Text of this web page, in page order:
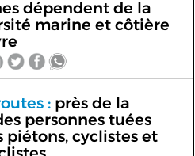
dépendent de la
marine et côtière
:près de la
personnes tuées
piétons, cyclistes et